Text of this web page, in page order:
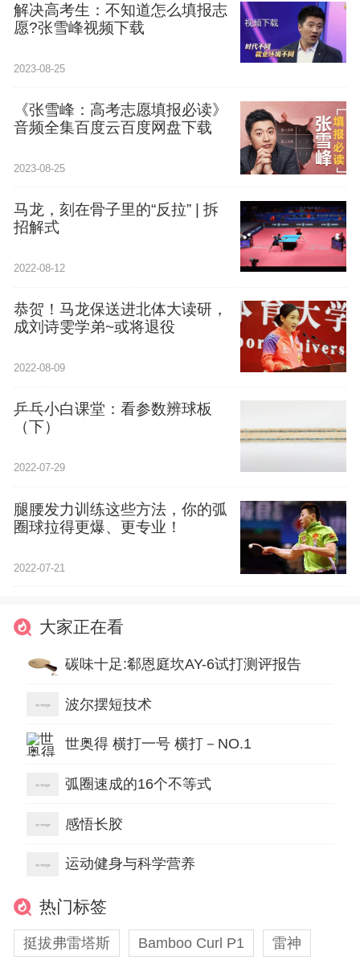
解决高考生：不知道怎么填报志
愿?张雪峰视频下载
2023-08-25
《张雪峰：高考志愿填报必读》
音频全集百度云百度网盘下载
2023-08-25
马龙，刻在骨子里的“反拉” | 拆
招解式
2022-08-12
恭贺！马龙保送进北体大读研，
成刘诗雯学弟~或将退役
2022-08-09
乒乓小白课堂：看参数辨球板
（下）
2022-07-29
腿腰发力训练这些方法，你的弧
圈球拉得更爆、更专业！
2022-07-21
大家正在看
碳味十足:郗恩庭坎AY-6试打测评报告
波尔摆短技术
世奥得 横打一号 横打－NO.1
弧圈速成的16个不等式
感悟长胶
运动健身与科学营养
热门标签
挺拔弗雷塔斯 Bamboo Curl P1 雷神